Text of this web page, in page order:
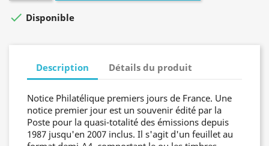
 Disponible
Description Détails du produit
Notice Philatélique premiers jours de France. Une
notice premier jour est un souvenir édité par la
Poste pour la quasi-totalité des émissions depuis
1987 jusqu'en 2007 inclus. Il s'agit d'un feuillet au